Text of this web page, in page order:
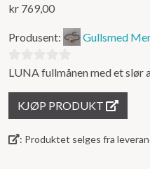
kr 769,00
Produsent: Gullsmed
0LUNA fullmånen med et slør
KJØP PRODUKT
: Produktet selges fra